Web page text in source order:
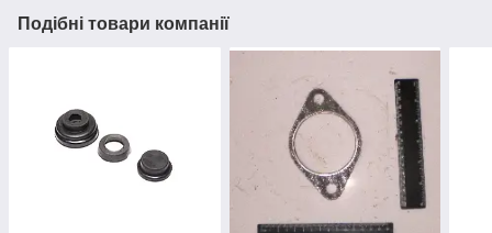
Подібні товари компанії